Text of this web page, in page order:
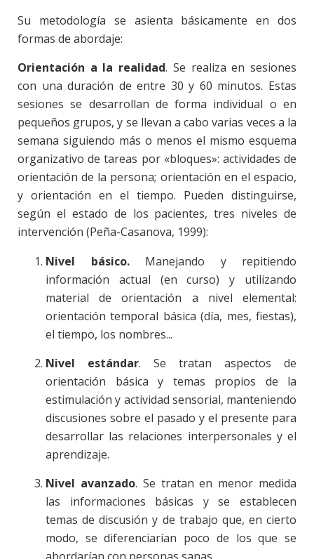
Su metodología se asienta básicamente en dos
formas de abordaje:
Orientación a la realidad. Se realiza en sesiones
con una duración de entre 30 y 60 minutos. Estas
sesiones se desarrollan de forma individual o en
pequeños grupos, y se llevan a cabo varias veces a la
semana siguiendo más o menos el mismo esquema
organizativo de tareas por «bloques»: actividades de
orientación de la persona; orientación en el espacio,
y orientación en el tiempo. Pueden distinguirse,
según el estado de los pacientes, tres niveles de
intervención (Peña-Casanova, 1999):
Nivel básico.Manejando y repitiendo
información actual (en curso) y utilizando
material de orientación a nivel elemental:
orientación temporal básica (día, mes, fiestas),
el tiempo, los nombres...
Nivel estándar. Se tratan aspectos de
orientación básica y temas propios de la
estimulación y actividad sensorial, manteniendo
discusiones sobre el pasado y el presente para
desarrollar las relaciones interpersonales y el
aprendizaje.
Nivel avanzado. Se tratan en menor medida
las informaciones básicas y se establecen
temas de discusión y de trabajo que, en cierto
modo, se diferenciarían poco de los que se